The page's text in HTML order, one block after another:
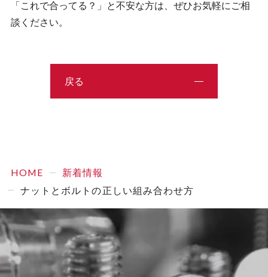
HOME
新着情報
ナットとボルトの正しい組み合わせ方
「これで合ってる？」と不安な方は、ぜひお気軽にご相
談ください。
戻る